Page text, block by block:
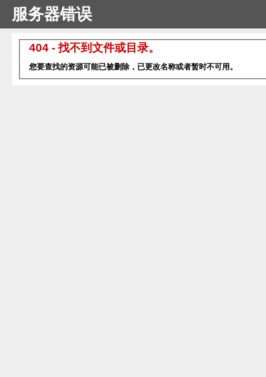
服务器错误
404 - 找不到文件或目录。
您要查找的资源可能已被删除，已更改名称或者暂时不可用。